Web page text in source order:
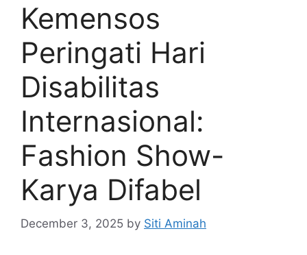
Kemensos
Peringati Hari
Disabilitas
Internasional:
Fashion Show-
Karya Difabel
December 3, 2025 by Siti Aminah